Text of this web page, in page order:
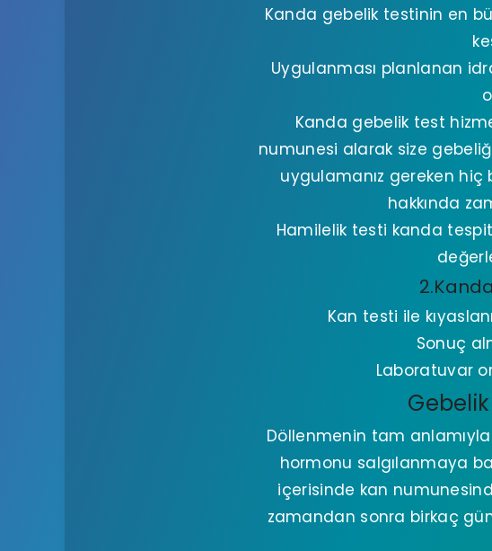
Kanda gebelik testinin en
Uygulanması planlanan
Kanda gebelik test
numunesi alarak size
uygulamanız gereken
hakkında
Hamilelik testi kanda
Kan testi ile
Sonuç
Laboratuvar
Döllenmenin tam
hormonu salgılanmaya
içerisinde kan
zamandan sonra birkaç